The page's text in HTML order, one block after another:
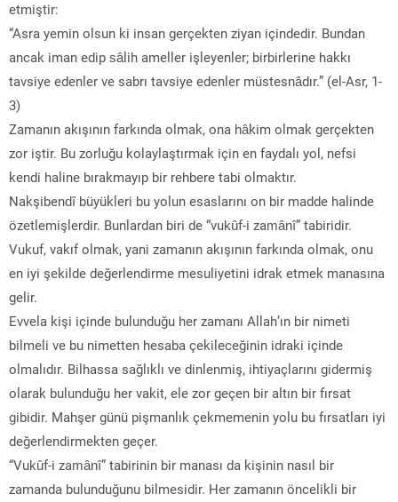
etmiştir:
“Asra yemin olsun ki insan gerçekten ziyan içindedir. Bundan
ancak iman edip sâlih ameller işleyenler; birbirlerine hakkı
tavsiye edenler ve sabrı tavsiye edenler müstesnâdır.” (el-Asr, 1-
3)
Zamanın akışının farkında olmak, ona hâkim olmak gerçekten
zor iştir. Bu zorluğu kolaylaştırmak için en faydalı yol, nefsi
kendi haline bırakmayıp bir rehbere tabi olmaktır.
Nakşibendî büyükleri bu yolun esaslarını on bir madde halinde
özetlemişlerdir. Bunlardan biri de “vukûf-i zamânî” tabiridir.
Vukuf, vakıf olmak, yani zamanın akışının farkında olmak, onu
en iyi şekilde değerlendirme mesuliyetini idrak etmek manasına
gelir.
Evvela kişi içinde bulunduğu her zamanı Allah’ın bir nimeti
bilmeli ve bu nimetten hesaba çekileceğinin idraki içinde
olmalıdır. Bilhassa sağlıklı ve dinlenmiş, ihtiyaçlarını gidermiş
olarak bulunduğu her vakit, ele zor geçen bir altın bir fırsat
gibidir. Mahşer günü pişmanlık çekmemenin yolu bu fırsatları iyi
değerlendirmekten geçer.
“Vukûf-i zamânî” tabirinin bir manası da kişinin nasıl bir
zamanda bulunduğunu bilmesidir. Her zamanın öncelikli bir